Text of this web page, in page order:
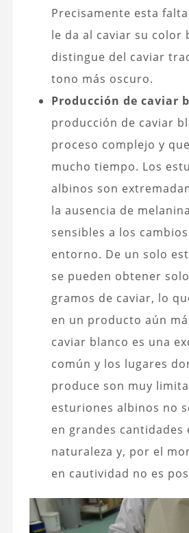
Precisamente esta
le da al caviar su color
distingue del caviar
tono más oscuro.
Producción de caviar
producción de caviar
proceso complejo y
mucho tiempo. Los
albinos son
la ausencia de
sensibles a los
entorno. De un solo
se pueden obtener
gramos de caviar, lo
en un producto aún
caviar blanco es una
común y los lugares
produce son muy
esturiones albinos no
en grandes cantidades
naturaleza y, por el
en cautividad no es